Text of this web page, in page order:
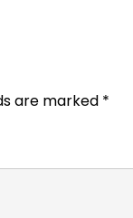
are marked *